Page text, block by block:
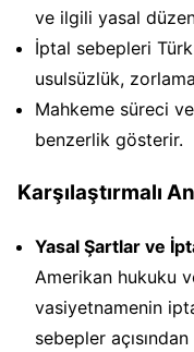
ve ilgili yasal
İptal sebepleri
usulsüzlük,
Mahkeme süreci
benzerlik gösterir.
Karşılaştırmalı
Yasal Şartlar ve
Amerikan hukuku
vasiyetnamenin
sebepler